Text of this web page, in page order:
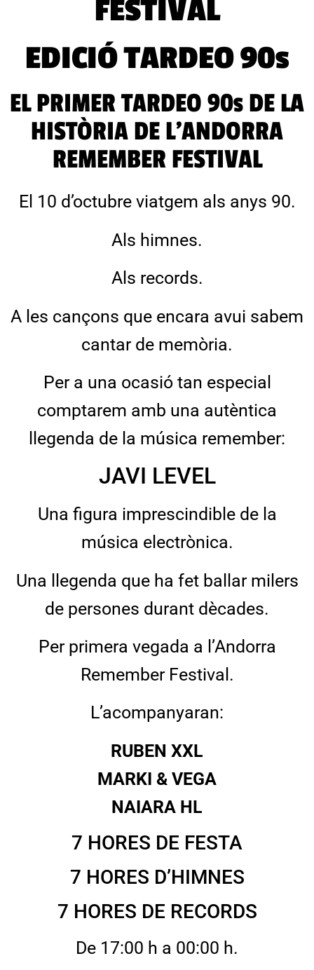
FESTIVAL
EDICIÓ TARDEO 90s
EL PRIMER TARDEO 90s DE LA
HISTÒRIA DE L'ANDORRA
REMEMBER FESTIVAL
El 10 d’octubre viatgem als anys 90.
Als himnes.
Als records.
A les cançons que encara avui sabem
cantar de memòria.
Per a una ocasió tan especial
comptarem amb una autèntica
llegenda de la música remember:
JAVI LEVEL
Una figura imprescindible de la
música electrònica.
Una llegenda que ha fet ballar milers
de persones durant dècades.
Per primera vegada a l’Andorra
Remember Festival.
L’acompanyaran:
RUBEN XXL
MARKI & VEGA
NAIARA HL
7 HORES DE FESTA
7 HORES D’HIMNES
7 HORES DE RECORDS
De 17:00 h a 00:00 h.